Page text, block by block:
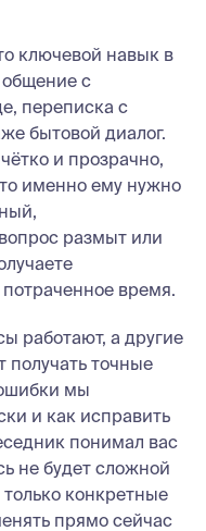
ключевой навык в
с
переписка с
бытовой диалог.
и прозрачно,
именно ему нужно
размыт или
время.
работают, а другие
получать точные
мы
и как исправить
понимал вас
не будет сложной
конкретные
прямо сейчас